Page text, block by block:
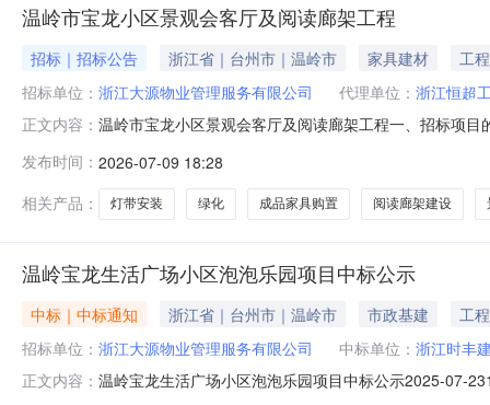
温岭市宝龙小区景观会客厅及阅读廊架工程
招标｜招标公告 浙江省｜台州市｜温岭市 家具建材
工程
招标单位： 浙江大源物业管理服务有限公司 代理单位： 浙江恒超
正文内容： 温岭市宝龙小区景观会客厅及阅读廊架工程一、招标项
求：60日历天工程概况：本工程为温岭市宝龙小区景观
置及绿化、灯带等。（详见工程预算书）三、
发布时间： 2026-07-09 18:28
相关产品：
灯带安装 绿化 成品家具购置 阅读廊架建设
温岭宝龙生活广场小区泡泡乐园项目中标公示
中标｜中标通知 浙江省｜台州市｜温岭市 市政基建
工程
招标单位： 浙江大源物业管理服务有限公司 中标单位： 浙江时丰
正文内容： 温岭宝龙生活广场小区泡泡乐园项目中标公示2025-07-